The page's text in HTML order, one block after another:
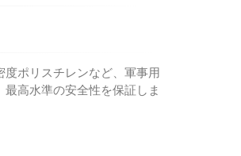
ポリスチレンなど、軍事用
高水準の安全性を保証しま